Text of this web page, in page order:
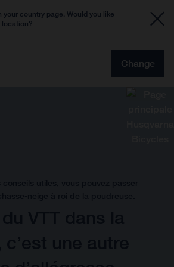
your country page. Would you like
location?
Change